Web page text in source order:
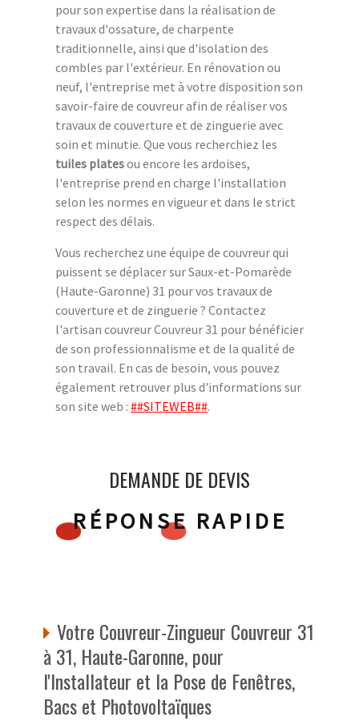
pour son expertise dans la réalisation de
travaux d'ossature, de charpente
traditionnelle, ainsi que d'isolation des
combles par l'extérieur. En rénovation ou
neuf, l'entreprise met à votre disposition son
savoir-faire de couvreur afin de réaliser vos
travaux de couverture et de zinguerie avec
soin et minutie. Que vous recherchiez les
tuiles platesou encore les ardoises,
l'entreprise prend en charge l'installation
selon les normes en vigueur et dans le strict
respect des délais.
Vous recherchez une équipe de couvreur qui
puissent se déplacer sur Saux-et-Pomarède
(Haute-Garonne) 31 pour vos travaux de
couverture et de zinguerie ? Contactez
l'artisan couvreur Couvreur 31 pour bénéficier
de son professionnalisme et de la qualité de
son travail. En cas de besoin, vous pouvez
également retrouver plus d'informations sur
son site web : ##SITEWEB##.
DEMANDE DE DEVIS
RÉPONSE RAPIDE
Votre Couvreur-Zingueur Couvreur 31
à 31, Haute-Garonne, pour
l'Installateur et la Pose de Fenêtres,
Bacs et Photovoltaïques